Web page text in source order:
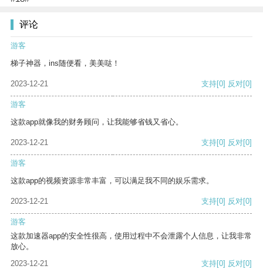
评论
游客
梯子神器，ins随便看，美美哒！
2023-12-21 支持[0] 反对[0]
游客
这款app就像我的财务顾问，让我能够省钱又省心。
2023-12-21 支持[0] 反对[0]
游客
这款app的视频资源非常丰富，可以满足我不同的娱乐需求。
2023-12-21 支持[0] 反对[0]
游客
这款加速器app的安全性很高，使用过程中不会泄露个人信息，让我非常
放心。
2023-12-21
支持[0] 反对[0]